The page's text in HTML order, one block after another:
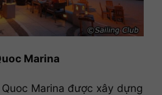
Marina
Marina được xây dựng